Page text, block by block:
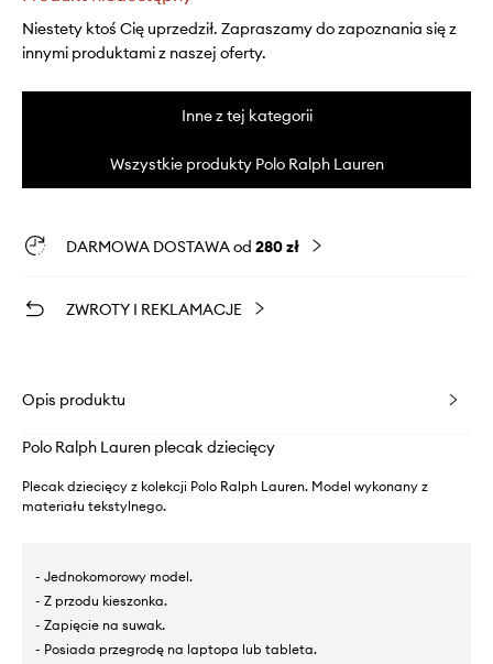
Niestety ktoś Cię uprzedził. Zapraszamy do zapoznania się z
innymi produktami z naszej oferty.
Inne z tej kategorii
Wszystkie produkty Polo Ralph Lauren
DARMOWA DOSTAWA od 280 zł
ZWROTY I REKLAMACJE
Opis produktu
Polo Ralph Lauren plecak dziecięcy
Plecak dziecięcy z kolekcji Polo Ralph Lauren. Model wykonany z
materiału tekstylnego.
- Jednokomorowy model.
- Z przodu kieszonka.
- Zapięcie na suwak.
- Posiada przegrodę na laptopa lub tableta.